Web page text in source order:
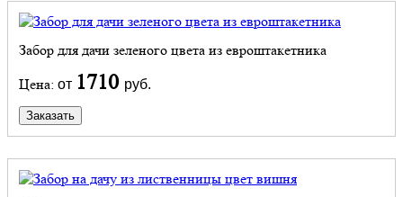
Забор для дачи зеленого цвета из евроштакетника
Цена: от 1710 руб.
Заказать